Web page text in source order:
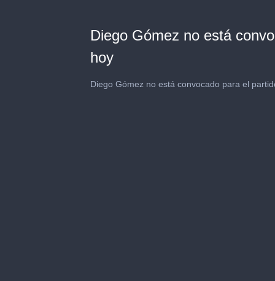
Diego Gómez no está
hoy
Diego Gómez no está convocado para el